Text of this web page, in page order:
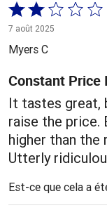
Coté
2 sur
5
7 août 2025
Myers C
Constant Price
It tastes great,
raise the price.
higher than the
Utterly
Est-ce que cela a